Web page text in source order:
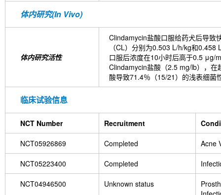
体内研究(In Vivo)
体内研究活性
Clindamycin盐酸口服给药犬后导致
（CL）分别为0.503 L/h/kg和
口服后浓度在10小时后高于0.5 μg/
Clindamycin盐酸（2.5 mg/lb），在
酸导致71.4％（15/21）的浅表细菌
临床试验信息
NCT Number Recruitment
NCT05926869 Completed Acne
NCT05223400 Completed
NCT04946500 Unknown status